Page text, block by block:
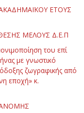
ΕΤΟΥΣ
ΜΕΛΟΥΣ Δ.Ε.Π
του επί
με γνωστικό
ζωγραφικής από
εποχή» κ.